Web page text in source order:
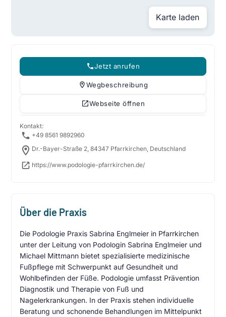
Karte laden
Jetzt anrufen
Wegbeschreibung
Webseite öffnen
Kontakt:
+49 8561 9892960
Dr.-Bayer-Straße 2, 84347 Pfarrkirchen, Deutschland
https://www.podologie-pfarrkirchen.de/
Über die Praxis
Die Podologie Praxis Sabrina Englmeier in Pfarrkirchen
unter der Leitung von Podologin Sabrina Englmeier und
Michael Mittmann bietet spezialisierte medizinische
Fußpflege mit Schwerpunkt auf Gesundheit und
Wohlbefinden der Füße. Podologie umfasst Prävention
Diagnostik und Therapie von Fuß und
Nagelerkrankungen. In der Praxis stehen individuelle
Beratung und schonende Behandlungen im Mittelpunkt